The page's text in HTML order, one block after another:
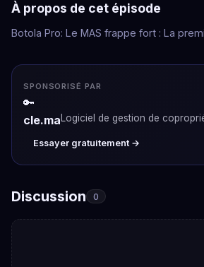
À propos de cet épisode
Botola Pro: Le MAS frappe fort : La
SPONSORISÉ PAR
🔑
cle.maLogiciel de gestion de
Essayer gratuitement →
Discussion 0